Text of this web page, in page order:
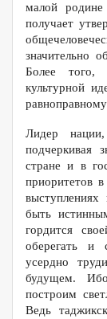
малой
получает
значительно
Более того,
культурной
Лидер
подчеркивая
стране и в
приоритетов
быть
гордится
оберегать и
усердно
будущем.
построим
Ведь